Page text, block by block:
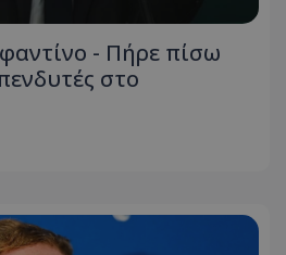
- Πήρε πίσω
στο